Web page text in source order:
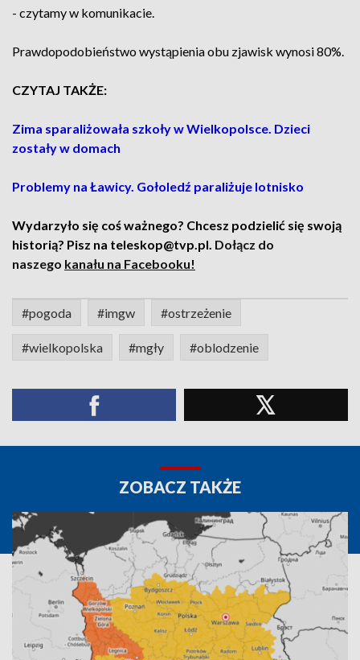
- czytamy w komunikacie.
Prawdopodobieństwo wystąpienia obu zjawisk wynosi 80%.
CZYTAJ TAKŻE:
Zima sparaliżowała szkoły w Wielkopolsce. Dzieci
zostały w domach
Problemy na Ławicy. Gołoledź paraliżuje lotnisko
Wydarzyło się coś ważnego? Chcesz podzielić się swoją
historią? Pisz na teleskop@tvp.pl. Dołącz do
naszego kanału na Facebooku!
#pogoda #imgw #ostrzeżenie
#wielkopolska #mgły #oblodzenie
ZOBACZ TAKŻE